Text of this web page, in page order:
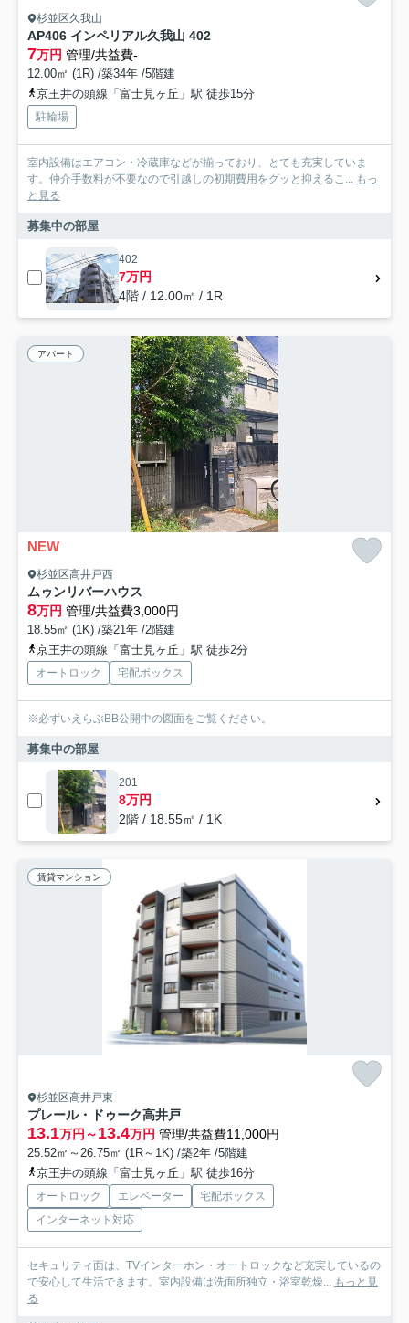
杉並区久我山
AP406 インペリアル久我山 402
7万円 管理/共益費-
12.00㎡ (1R) /築34年 /5階建
京王井の頭線「富士見ヶ丘」駅 徒歩15分
駐輪場
室内設備はエアコン・冷蔵庫などが揃っており、とても充実していま
す。仲介手数料が不要なので引越しの初期費用をグッと抑えるこ... もっ
と見る
募集中の部屋
402
7万円
4階 / 12.00㎡ / 1R
アパート
NEW
杉並区高井戸西
ムゥンリバーハウス
8万円 管理/共益費3,000円
18.55㎡ (1K) /築21年 /2階建
京王井の頭線「富士見ヶ丘」駅 徒歩2分
オートロック 宅配ボックス
※必ずいえらぶBB公開中の図面をご覧ください。
募集中の部屋
201
8万円
2階 / 18.55㎡ / 1K
賃貸マンション
杉並区高井戸東
プレール・ドゥーク高井戸
13.1万円～13.4万円 管理/共益費11,000円
25.52㎡～26.75㎡ (1R～1K) /築2年 /5階建
京王井の頭線「富士見ヶ丘」駅 徒歩16分
オートロック エレベーター
宅配ボックス
インターネット対応
セキュリティ面は、TVインターホン・オートロックなど充実しているの
で安心して生活できます。室内設備は洗面所独立・浴室乾燥... もっと見
る